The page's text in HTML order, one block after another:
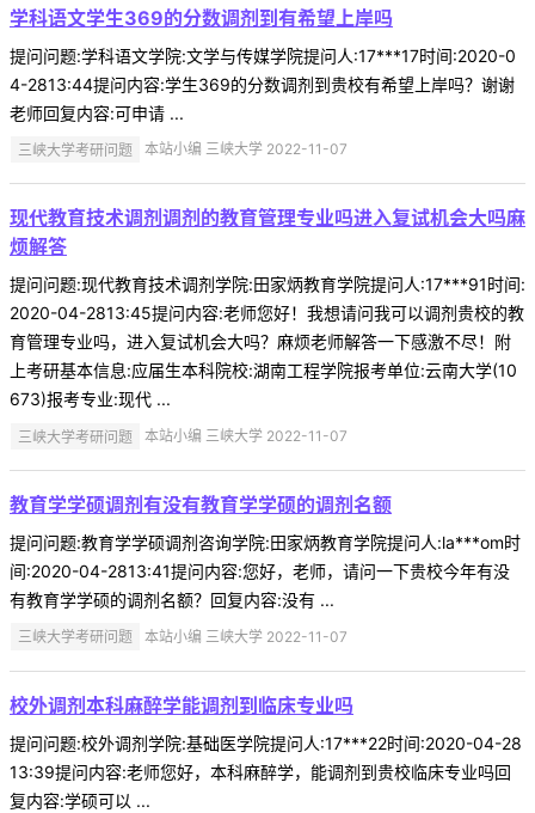
学科语文学生369的分数调剂到有希望上岸吗
提问问题:学科语文学院:文学与传媒学院提问人:17***17时间:2020-0
4-2813:44提问内容:学生369的分数调剂到贵校有希望上岸吗？谢谢
老师回复内容:可申请 ...
三峡大学考研问题 本站小编 三峡大学 2022-11-07
现代教育技术调剂调剂的教育管理专业吗进入复试机会大吗麻
烦解答
提问问题:现代教育技术调剂学院:田家炳教育学院提问人:17***91时间:
2020-04-2813:45提问内容:老师您好！我想请问我可以调剂贵校的教
育管理专业吗，进入复试机会大吗？麻烦老师解答一下感激不尽！附
上考研基本信息:应届生本科院校:湖南工程学院报考单位:云南大学(10
673)报考专业:现代 ...
三峡大学考研问题 本站小编 三峡大学 2022-11-07
教育学学硕调剂有没有教育学学硕的调剂名额
提问问题:教育学学硕调剂咨询学院:田家炳教育学院提问人:la***om时
间:2020-04-2813:41提问内容:您好，老师，请问一下贵校今年有没
有教育学学硕的调剂名额？回复内容:没有 ...
三峡大学考研问题 本站小编 三峡大学 2022-11-07
校外调剂本科麻醉学能调剂到临床专业吗
提问问题:校外调剂学院:基础医学院提问人:17***22时间:2020-04-28
13:39提问内容:老师您好，本科麻醉学，能调剂到贵校临床专业吗回
复内容:学硕可以 ...